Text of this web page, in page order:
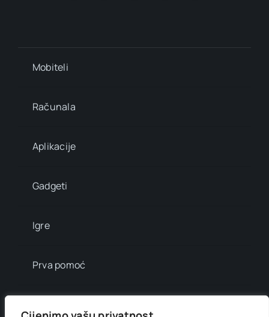
Mobiteli
Računala
Aplikacije
Gadgeti
Igre
Prva pomoć